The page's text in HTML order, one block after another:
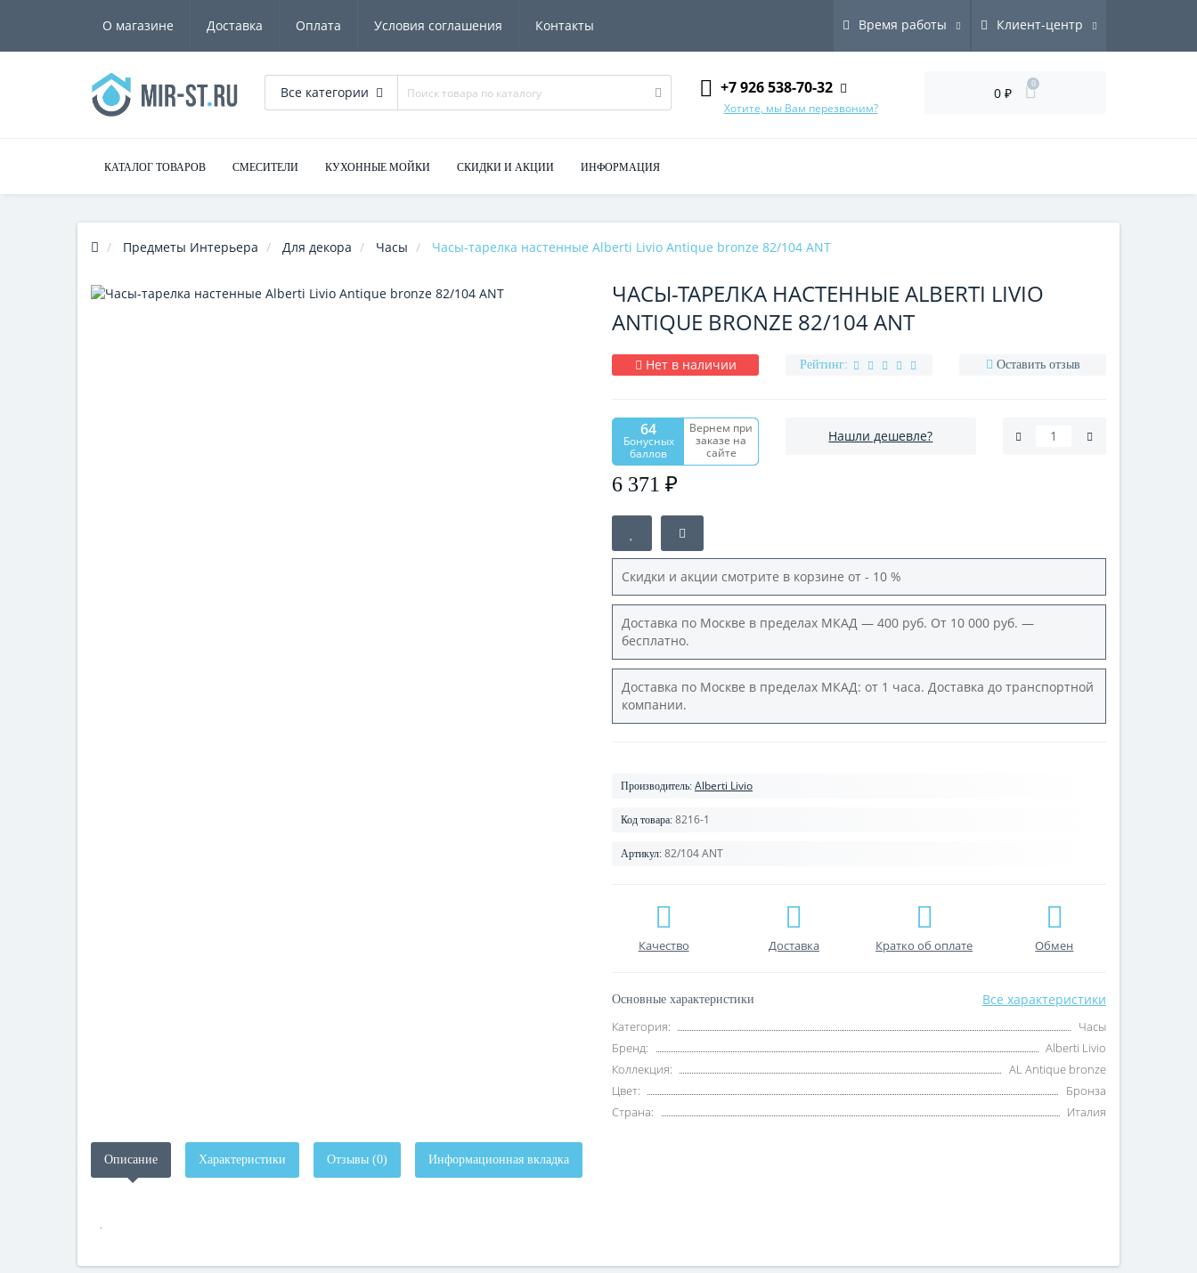
О магазине Доставка Оплата Условия соглашения Контакты Время работы Клиент-центр
Все категории +7 926 538-70-32
Хотите, мы Вам перезвоним?
0 ₽
0
КАТАЛОГ ТОВАРОВ СМЕСИТЕЛИ КУХОННЫЕ МОЙКИ СКИДКИ И АКЦИИ ИНФОРМАЦИЯ
Предметы Интерьера Для декора Часы Часы-тарелка настенные Alberti Livio Antique bronze 82/104 ANT
ЧАСЫ-ТАРЕЛКА НАСТЕННЫЕ ALBERTI LIVIO
ANTIQUE BRONZE 82/104 ANT
Нет в наличии Рейтинг: Оставить отзыв
64
Бонусных
баллов
Вернем при
заказе на
сайте
6 371 ₽
Нашли дешевле?
Скидки и акции смотрите в корзине от - 10 %
Доставка по Москве в пределах МКАД — 400 руб. От 10 000 руб. —
бесплатно.
Доставка по Москве в пределах МКАД: от 1 часа. Доставка до транспортной
компании.
Производитель: Alberti Livio
Код товара: 8216-1
Артикул: 82/104 ANT
Качество Доставка Кратко об оплате Обмен
Основные характеристики Все характеристики
Категория:
Часы
Бренд:
Alberti Livio
Коллекция:
AL Antique bronze
Цвет:
Бронза
Страна:
Италия
Описание Характеристики Отзывы (0) Информационная вкладка
.